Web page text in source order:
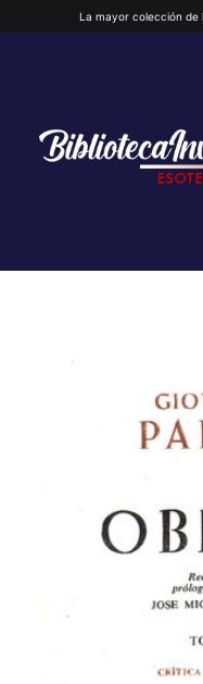
La mayor colección de
QUIENES SOMOS
CATEGORÍAS
AUTORES